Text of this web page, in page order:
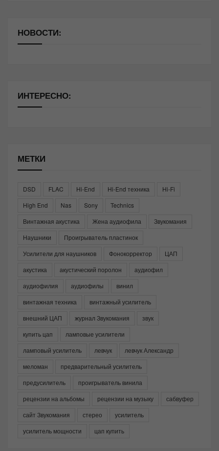
НОВОСТИ:
ИНТЕРЕСНО:
МЕТКИ
DSD FLAC Hi-End Hi-End техника
Hi-Fi
High End
Nas Sony
Technics
Винтажная акустика
Жена аудиофила
Звукомания
Наушники
Проигрыватель пластинок
Усилители для наушников
Фонокорректор
ЦАП
акустика
акустический поролон
аудиофил
аудиофилия
аудиофилы
винил
винтажная техника
винтажный усилитель
внешний ЦАП
журнал Звукомания
звук
купить цап
ламповые усилители
ламповый усилитель
левчук
левчук Александр
меломан
предварительный усилитель
предусилитель
проигрыватель винила
рецензии на альбомы
рецензии на музыку
сабвуфер
сайт Звукомания
стерео
усилитель
усилитель мощности
цап купить